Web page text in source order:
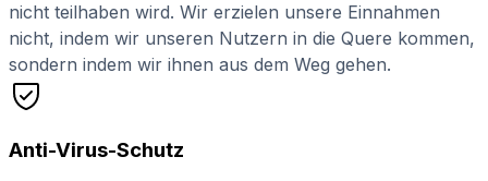
nicht teilhaben wird. Wir erzielen unsere Einnahmen
nicht, indem wir unseren Nutzern in die Quere kommen,
sondern indem wir ihnen aus dem Weg gehen.
Anti-Virus-Schutz